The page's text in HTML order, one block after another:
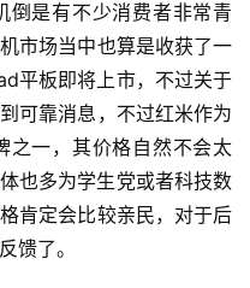
倒是有不少消费者非常青
市场当中也算是收获了一
平板即将上市，不过关于
可靠消息，不过红米作为
之一，其价格自然不会太
也多为学生党或者科技数
肯定会比较亲民，对于后
馈了。